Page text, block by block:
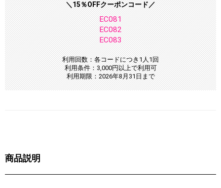
＼15％OFFクーポンコード／
EC081
EC082
EC083
利用回数：各コードにつき1人1回
利用条件：3,000円以上で利用可
利用期限：2026年8月31日まで
商品説明